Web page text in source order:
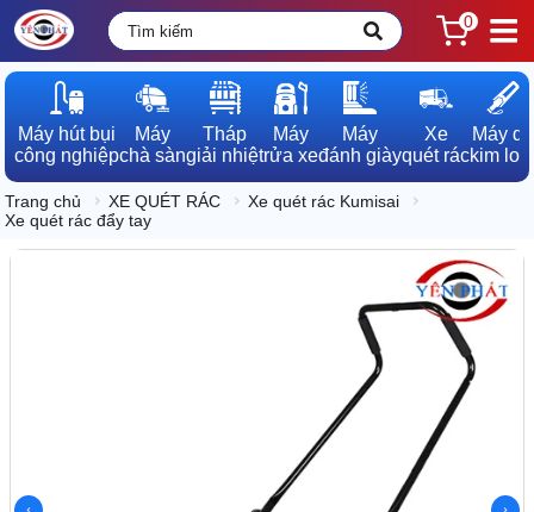
0
Máy hút bụi
công nghiệp
Máy
chà sàn
Tháp
giải nhiệt
Máy
rửa xe
Máy
đánh giày
Xe
quét rác
Máy dò
kim loại
Trang chủ XE QUÉT RÁC
Xe quét rác Kumisai
Xe quét rác đẩy tay